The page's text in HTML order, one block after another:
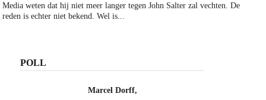
Media weten dat hij niet meer langer tegen John Salter zal vechten. De
reden is echter niet bekend. Wel is...
POLL
Marcel Dorff,